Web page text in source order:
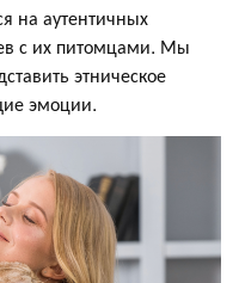
на аутентичных
с их питомцами. Мы
этническое
эмоции.